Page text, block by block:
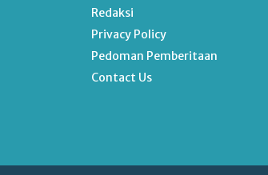
Redaksi
Privacy Policy
Pedoman Pemberitaan
Contact Us